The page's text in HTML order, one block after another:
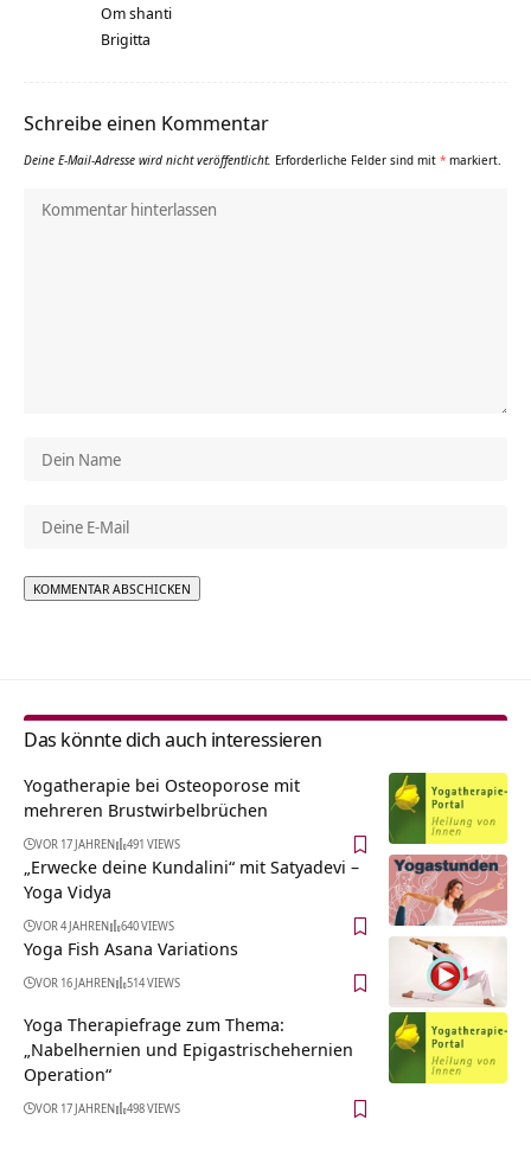
Om shanti
Brigitta
Schreibe einen Kommentar
Deine E-Mail-Adresse wird nicht veröffentlicht. Erforderliche Felder sind mit * markiert.
Das könnte dich auch interessieren
Yogatherapie bei Osteoporose mit
mehreren Brustwirbelbrüchen
VOR 17 JAHREN 491 VIEWS
„Erwecke deine Kundalini“ mit Satyadevi –
Yoga Vidya
VOR 4 JAHREN 640 VIEWS
Yoga Fish Asana Variations
VOR 16 JAHREN 514 VIEWS
Yoga Therapiefrage zum Thema:
„Nabelhernien und Epigastrischehernien
Operation“
VOR 17 JAHREN 498 VIEWS